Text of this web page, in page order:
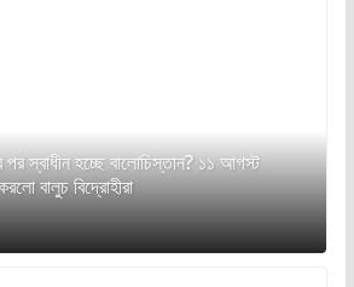
পর স্বাধীন হচ্ছে বালোচিস্তান? ১১ আগস্ট
বালুচ বিদ্রোহীরা